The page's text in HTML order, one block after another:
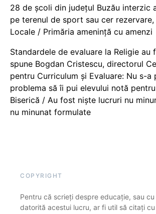
28 de școli din județul Buzău interzic
pe terenul de sport sau cer
Locale / Primăria amenință cu amenzi
Standardele de evaluare la Religie
spune Bogdan Cristescu, directorul
pentru Curriculum și Evaluare: Nu s-a
problema să îi pui elevului notă
Biserică / Au fost niște lucruri nu
nu minunat formulate
COPYRIGHT
Pentru că scrieți despre educație, sau
datorită acestui lucru, ar fi util să citați